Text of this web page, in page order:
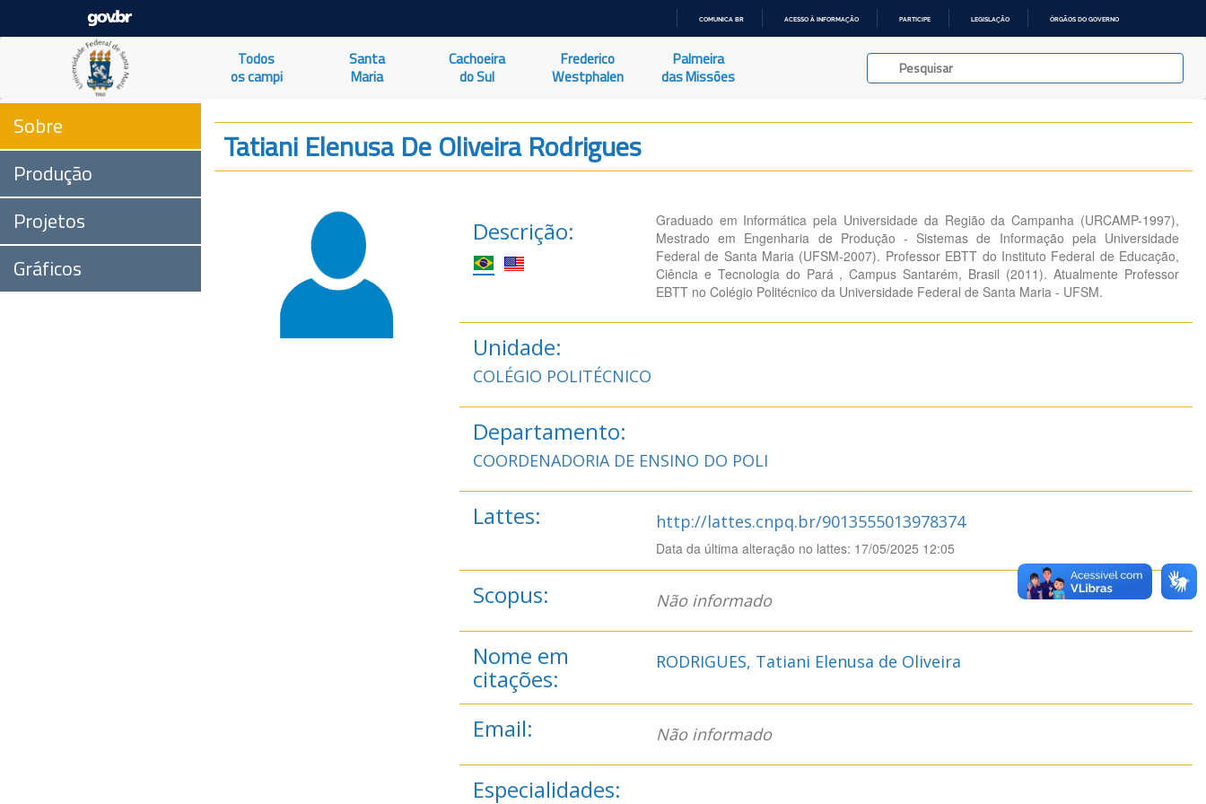
O
COMUNICA BR ACESSO À INFORMAÇÃO PARTICIPE LEGISLAÇÃO ÓRGÃOS DO GOVERNO
Todos
os campi
Santa
Maria
Cachoeira
do Sul
Frederico
Westphalen
Palmeira
das Missões
Sobre
Produção
Projetos
Gráficos
Tatiani Elenusa De Oliveira Rodrigues
Descrição:
Graduado em Informática pela Universidade da Região da Campanha (URCAMP-1997),
Mestrado em Engenharia de Produção - Sistemas de Informação pela Universidade
Federal de Santa Maria (UFSM-2007). Professor EBTT do Instituto Federal de Educação,
Ciência e Tecnologia do Pará , Campus Santarém, Brasil (2011). Atualmente Professor
EBTT no Colégio Politécnico da Universidade Federal de Santa Maria - UFSM.
Unidade:
COLÉGIO POLITÉCNICO
Departamento:
COORDENADORIA DE ENSINO DO POLI
Lattes: http://lattes.cnpq.br/9013555013978374
Data da última alteração no lattes: 17/05/2025 12:05
Scopus: Não informado
Nome em
citações:
RODRIGUES, Tatiani Elenusa de Oliveira
Email: Não informado
Especialidades: